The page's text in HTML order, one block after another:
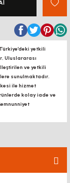
yetkili
Uluslararası
ve yetkili
sunulmaktadır.
ile hizmet
kolay iade ve